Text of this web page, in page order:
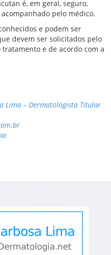
é, em geral, seguro,
pelo médico.
e podem ser
devem ser solicitados pelo
e de acordo com a
Lima – Dermatologista Titular